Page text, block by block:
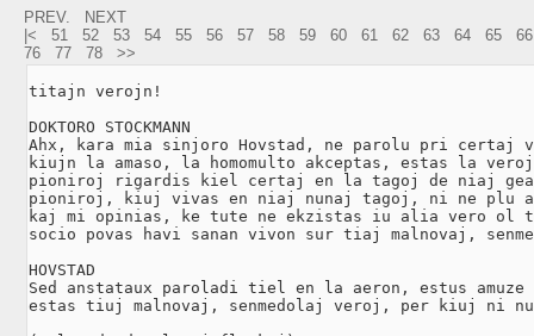
PREV.
NEXT
|<
51 52 53 54 55 56 57 58 59 60 61 62 63 64 65
66
76
77 78 >>
titajn verojn!
DOKTORO STOCKMANN
Ahx, kara mia sinjoro Hovstad, ne parolu pri certaj
kiujn la amaso, la homomulto akceptas, estas la
pioniroj rigardis kiel certaj en la tagoj de niaj
pioniroj, kiuj vivas en niaj nunaj tagoj, ni ne plu
kaj mi opinias, ke tute ne ekzistas iu alia vero ol
socio povas havi sanan vivon sur tiaj malnovaj,
HOVSTAD
Sed anstataux paroladi tiel en la aeron, estus
estas tiuj malnovaj, senmedolaj veroj, per kiuj ni